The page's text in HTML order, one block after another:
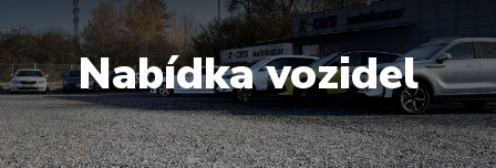
Nabídka vozidel